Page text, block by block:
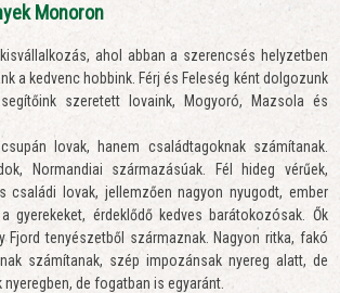
Monoron
ahol abban a szerencsés helyzetben
a kedvenc hobbink. Férj és Feleség ként dolgozunk
szeretett lovaink, Mogyoró, Mazsola és
lovak, hanem családtagoknak számítanak.
Normandiai származásúak. Fél hideg vérűek,
családi lovak, jellemzően nagyon nyugodt, ember
gyerekeket, érdeklődő kedves barátokozósak. Ők
Fjord tenyészetből származnak. Nagyon ritka, fakó
számítanak, szép impozánsak nyereg alatt, de
nyeregben, de fogatban is egyaránt.